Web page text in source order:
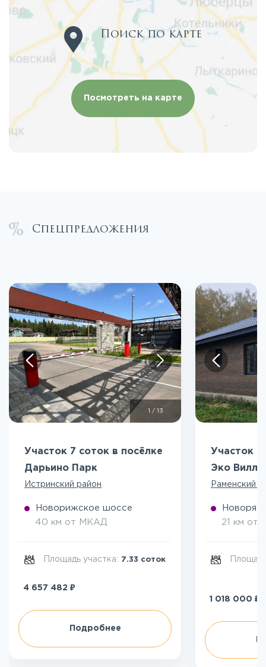
Поиск по карте
Посмотреть на карте
Спецпредложения
/ 13
Участок 7 соток в посёлке
Дарьино Парк
Истринский район
Новорижское шоссе
40 км от МКАД
Площадь участка: 7.33 соток
4 657 482 ₽
Подробнее
Участок 5
Эко
Раменский
21 км от
1 018 000 ₽